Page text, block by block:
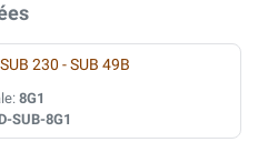
230 - SUB 49B
8G1
SUB-8G1